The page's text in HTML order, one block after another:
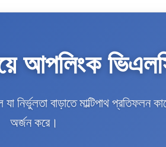
আপলিংক
বাড়াতে মাল্টিপাথ প্রতিফলন
অর্জন করে।